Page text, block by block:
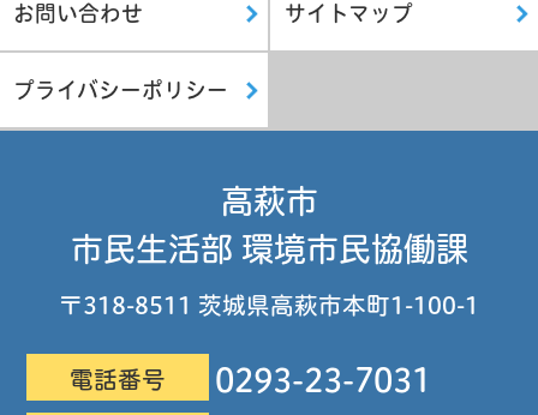
お問い合わせ サイトマップ
プライバシーポリシー
高萩市
市民生活部 環境市民協働課
〒318-8511 茨城県高萩市本町1-100-1
電話番号 0293-23-7031